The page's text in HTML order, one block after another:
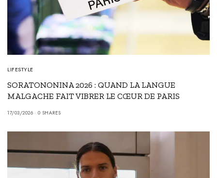
LIFESTYLE
SORATONONINA 2026 : QUAND LA LANGUE
MALGACHE FAIT VIBRER LE CŒUR DE PARIS
17/03/2026 0 SHARES